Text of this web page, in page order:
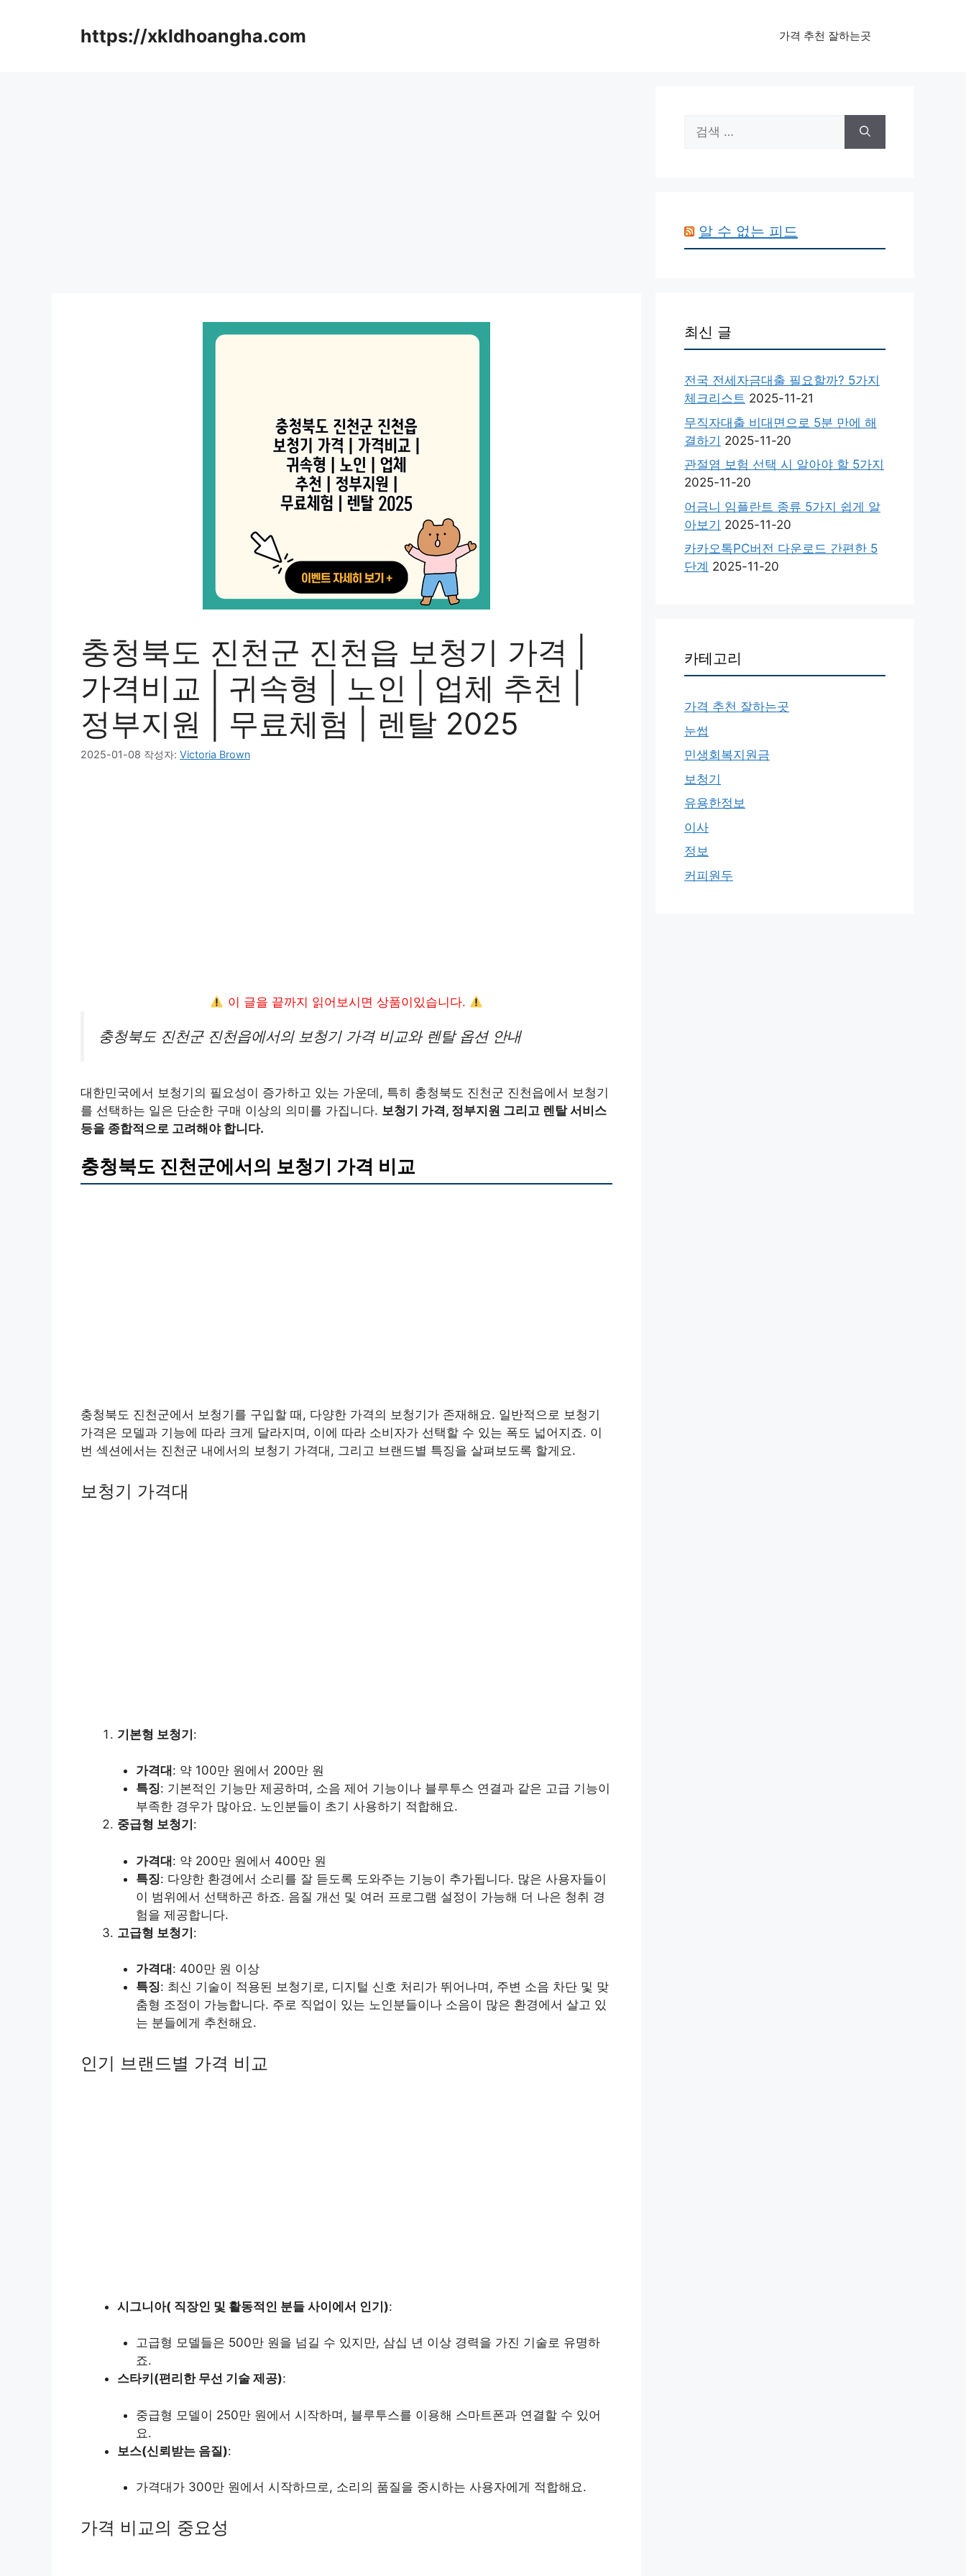
https://xkldhoangha.com 가격 추천 잘하는곳
충청북도 진천군 진천읍 보청기 가격 |
가격비교 | 귀속형 | 노인 | 업체 추천 |
정부지원 | 무료체험 | 렌탈 2025
2025-01-08 작성자: Victoria Brown
이 글을 끝까지 읽어보시면 상품이있습니다.
충청북도 진천군 진천읍에서의 보청기 가격 비교와 렌탈 옵션 안내
대한민국에서 보청기의 필요성이 증가하고 있는 가운데, 특히 충청북도 진천군 진천읍에서 보청기
를 선택하는 일은 단순한 구매 이상의 의미를 가집니다. 보청기 가격, 정부지원 그리고 렌탈 서비스
등을 종합적으로 고려해야 합니다.
충청북도 진천군에서의 보청기 가격 비교
충청북도 진천군에서 보청기를 구입할 때, 다양한 가격의 보청기가 존재해요. 일반적으로 보청기
가격은 모델과 기능에 따라 크게 달라지며, 이에 따라 소비자가 선택할 수 있는 폭도 넓어지죠. 이
번 섹션에서는 진천군 내에서의 보청기 가격대, 그리고 브랜드별 특징을 살펴보도록 할게요.
보청기 가격대
기본형 보청기:
가격대 : 약 100만 원에서 200만 원
특징: 기본적인 기능만 제공하며, 소음 제어 기능이나 블루투스 연결과 같은 고급 기능이
부족한 경우가 많아요. 노인분들이 초기 사용하기 적합해요.
중급형 보청기 :
가격대: 약 200만 원에서 400만 원
특징: 다양한 환경에서 소리를 잘 듣도록 도와주는 기능이 추가됩니다. 많은 사용자들이
이 범위에서 선택하곤 하죠. 음질 개선 및 여러 프로그램 설정이 가능해 더 나은 청취 경
험을 제공합니다.
고급형 보청기:
가격대 : 400만 원 이상
특징: 최신 기술이 적용된 보청기로, 디지털 신호 처리가 뛰어나며, 주변 소음 차단 및 맞
춤형 조정이 가능합니다. 주로 직업이 있는 노인분들이나 소음이 많은 환경에서 살고 있
는 분들에게 추천해요.
인기 브랜드별 가격 비교
시그니아( 직장인 및 활동적인 분들 사이에서 인기):
고급형 모델들은 500만 원을 넘길 수 있지만, 삼십 년 이상 경력을 가진 기술로 유명하
죠.
스타키(편리한 무선 기술 제공):
중급형 모델이 250만 원에서 시작하며, 블루투스를 이용해 스마트폰과 연결할 수 있어
요.
보스(신뢰받는 음질):
가격대가 300만 원에서 시작하므로, 소리의 품질을 중시하는 사용자에게 적합해요.
가격 비교의 중요성
색:
알 수 없는 피드
최신 글
전국 전세자금대출 필요할까? 5가지
체크리스트 2025-11-21
무직자대출 비대면으로 5분 만에 해
결하기 2025-11-20
관절염 보험 선택 시 알아야 할 5가지
2025-11-20
어금니 임플란트 종류 5가지 쉽게 알
아보기 2025-11-20
카카오톡PC버전 다운로드 간편한 5
단계 2025-11-20
카테고리
가격 추천 잘하는곳
눈썹
민생회복지원금
보청기
유용한정보
이사
정보
커피원두